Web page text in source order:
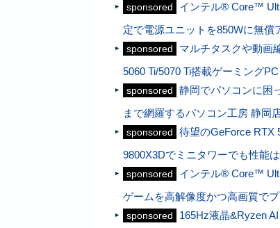
sponsored
インテル® Core™
定で電源ユニットを850Wに無償
sponsored
マルチタスクや動画
5060 Ti/5070 Ti搭載ゲーミングPC
sponsored
静岡でパソコンに困
まで網羅するパソコン工房 静岡
sponsored
待望のGeForce RTX
9800X3Dでミニタワーでも性能
sponsored
インテル® Core™
ゲームを高解像度かつ高画質で
sponsored 165Hz液晶&Ryzen